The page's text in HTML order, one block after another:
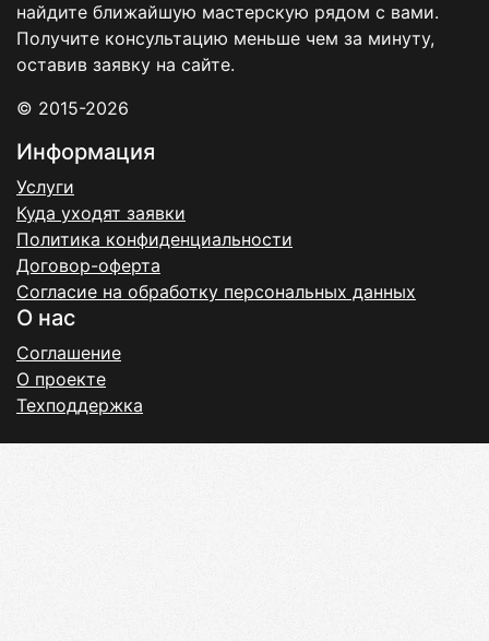
найдите ближайшую мастерскую рядом с вами.
Получите консультацию меньше чем за минуту,
оставив заявку на сайте.
© 2015-2026
Информация
Услуги
Куда уходят заявки
Политика конфиденциальности
Договор-оферта
Согласие на обработку персональных данных
О нас
Соглашение
О проекте
Техподдержка